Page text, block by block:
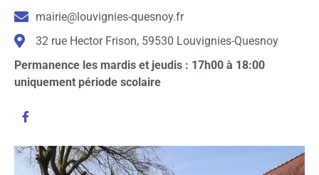
mairie@louvignies-quesnoy.fr
32 rue Hector Frison, 59530 Louvignies-Quesnoy
Permanence les mardis et jeudis : 17h00 à 18:00
uniquement période scolaire